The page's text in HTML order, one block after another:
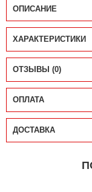
ОПИСАНИЕ
ХАРАКТЕРИСТИКИ
ОТЗЫВЫ (0)
ОПЛАТА
ДОСТАВКА